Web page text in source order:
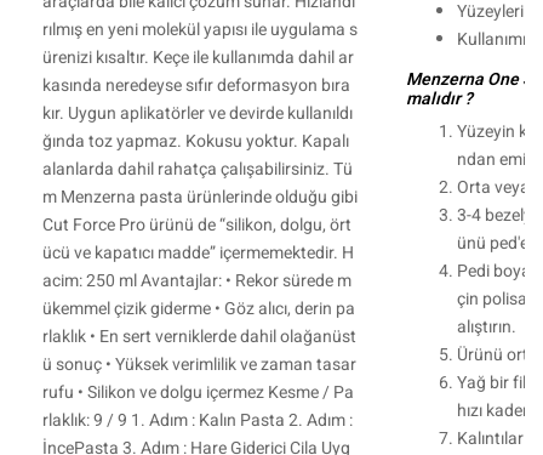
rılmış en yeni molekül yapısı ile uygulama s
ürenizi kısaltır. Keçe ile kullanımda dahil ar
kasında neredeyse sıfır deformasyon bıra
kır. Uygun aplikatörler ve devirde kullanıldı
ğında toz yapmaz. Kokusu yoktur. Kapalı
alanlarda dahil rahatça çalışabilirsiniz. Tü
m Menzerna pasta ürünlerinde olduğu gibi
Cut Force Pro ürünü de “silikon, dolgu, ört
ücü ve kapatıcı madde” içermemektedir. H
acim: 250 ml Avantajlar: • Rekor sürede m
ükemmel çizik giderme • Göz alıcı, derin pa
rlaklık • En sert verniklerde dahil olağanüst
ü sonuç • Yüksek verimlilik ve zaman tasar
rufu • Silikon ve dolgu içermez Kesme / Pa
rlaklık: 9 / 9 1. Adım : Kalın Pasta 2. Adım :
İncePasta 3. Adım : Hare Giderici Cila Uyg
Yüzeyleri
Kullanımı
Menzerna One
malıdır ?
Yüzeyin
ndan emin
Orta veya
3-4
ünü ped'e
Pedi
çin polisaj
alıştırın.
Ürünü orta
Yağ bir
hızı